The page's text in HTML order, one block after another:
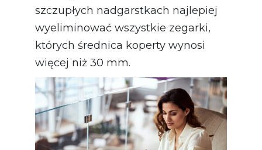
szczupłych nadgarstkach najlepiej
wyeliminować wszystkie zegarki,
których średnica koperty wynosi
więcej niż 30 mm.